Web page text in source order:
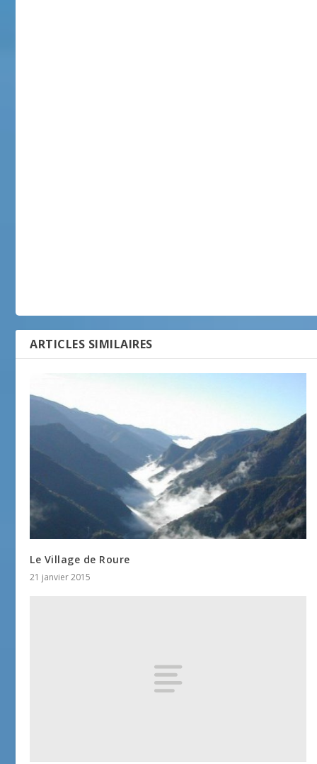
ARTICLES SIMILAIRES
Le Village de Roure
21 janvier 2015